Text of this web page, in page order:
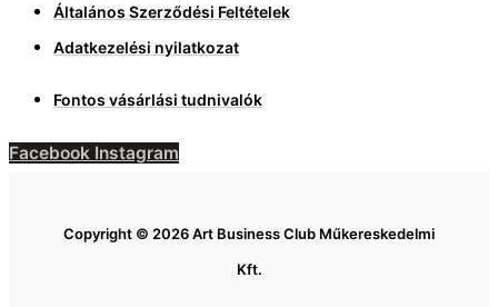
Általános Szerződési Feltételek
Adatkezelési nyilatkozat
Fontos vásárlási tudnivalók
Facebook Instagram
Copyright © 2026 Art Business Club Műkereskedelmi
Kft.